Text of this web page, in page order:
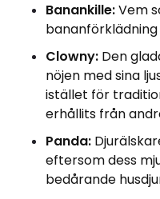
Banankille:Vem
Clowny: Den
nöjen med sina
istället för
erhållits från
Panda:
eftersom dess
bedårande